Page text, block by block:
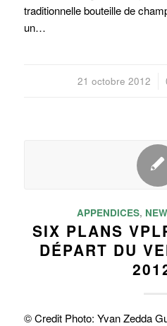
traditionnelle bouteille de
un…
21 octobre 2012
/
APPENDICES,
SIX PLANS
DÉPART DU
© Credit Photo: Yvan Zedda